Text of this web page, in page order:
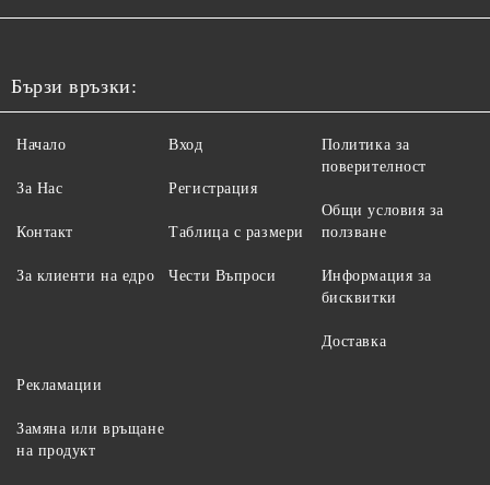
Бързи връзки:
Начало
За Нас
Контакт
За клиенти на едро
Вход
Регистрация
Таблица с размери
Чести Въпроси
Политика за
поверителност
Общи условия за
ползване
Информация за
бисквитки
Доставка
Рекламации
Замяна или връщане
на продукт